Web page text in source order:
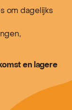
om dagelijks
en lagere